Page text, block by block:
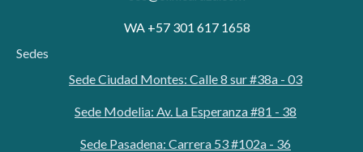
WA +57 301 617 1658
Sedes
Sede Ciudad Montes: Calle 8 sur #38a - 03
Sede Modelia: Av. La Esperanza #81 - 38
Sede Pasadena: Carrera 53 #102a - 36